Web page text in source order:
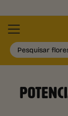
Pesquisar